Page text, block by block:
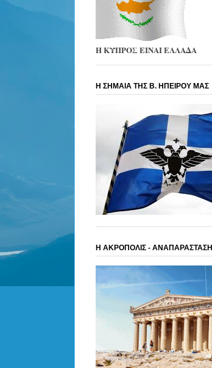
Η ΚΥΠΡΟΣ ΕΙΝΑΙ ΕΛΛΑΔΑ
Η ΣΗΜΑΙΑ ΤΗΣ Β. ΗΠΕΙΡΟΥ ΜΑΣ
Η ΑΚΡΟΠΟΛΙΣ - ΑΝΑΠΑΡΑΣΤΑΣΗ